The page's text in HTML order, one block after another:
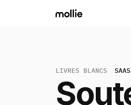
LIVRES BLANCS